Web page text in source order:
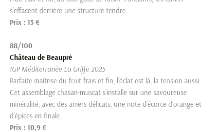
s’effacent derrière une structure tendre.
Prix : 15 €
88/100
Château de Beaupré
IGP Méditerranée La Griffe 2025
Parfaite maîtrise du fruit frais et fin, l’éclat est là, la tension aussi.
Cet assemblage chasan-muscat s’installe sur une savoureuse
minéralité, avec des amers délicats, une note d’écorce d’orange et
d’épices en finale.
Prix : 10,9 €